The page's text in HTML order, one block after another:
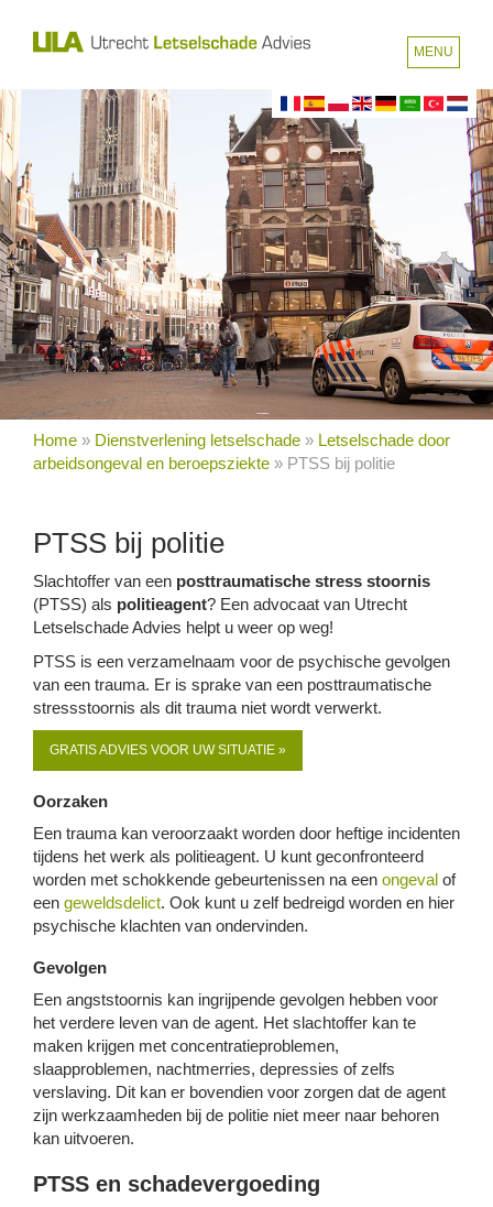
MENU
Home » Dienstverlening letselschade » Letselschade door
arbeidsongeval en beroepsziekte » PTSS bij politie
PTSS bij politie
Slachtoffer van een posttraumatische stress stoornis
(PTSS) als politieagent? Een advocaat van Utrecht
Letselschade Advies helpt u weer op weg!
PTSS is een verzamelnaam voor de psychische gevolgen
van een trauma. Er is sprake van een posttraumatische
stressstoornis als dit trauma niet wordt verwerkt.
GRATIS ADVIES VOOR UW SITUATIE »
Oorzaken
Een trauma kan veroorzaakt worden door heftige incidenten
tijdens het werk als politieagent. U kunt geconfronteerd
worden met schokkende gebeurtenissen na een ongeval of
een geweldsdelict. Ook kunt u zelf bedreigd worden en hier
psychische klachten van ondervinden.
Gevolgen
Een angststoornis kan ingrijpende gevolgen hebben voor
het verdere leven van de agent. Het slachtoffer kan te
maken krijgen met concentratieproblemen,
slaapproblemen, nachtmerries, depressies of zelfs
verslaving. Dit kan er bovendien voor zorgen dat de agent
zijn werkzaamheden bij de politie niet meer naar behoren
kan uitvoeren.
PTSS en schadevergoeding